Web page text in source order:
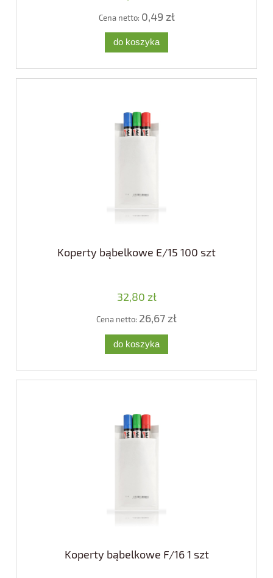
Cena netto: 0,49 zł
do koszyka
Koperty bąbelkowe E/15 100 szt
32,80 zł
Cena netto: 26,67 zł
do koszyka
Koperty bąbelkowe F/16 1 szt